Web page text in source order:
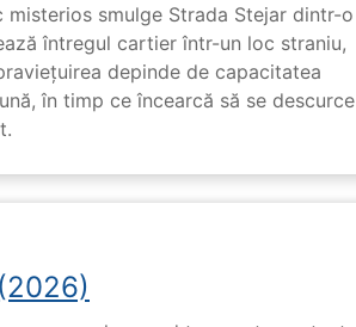
misterios smulge Strada Stejar dintr-o
întregul cartier într-un loc straniu,
depinde de capacitatea
în timp ce încearcă să se descurce